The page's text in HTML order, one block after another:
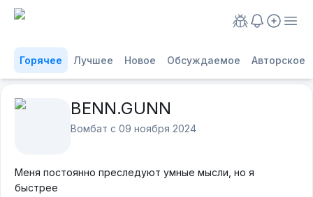
Горячее Лучшее Новое Обсуждаемое Авторское
BENN.GUNN
Вомбат с 09 ноября 2024
Меня постоянно преследуют умные мысли, но я
быстрее